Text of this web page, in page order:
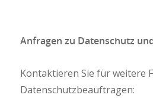
Anfragen zu Datenschutz
Kontaktieren Sie für weitere
Datenschutzbeauftragen: